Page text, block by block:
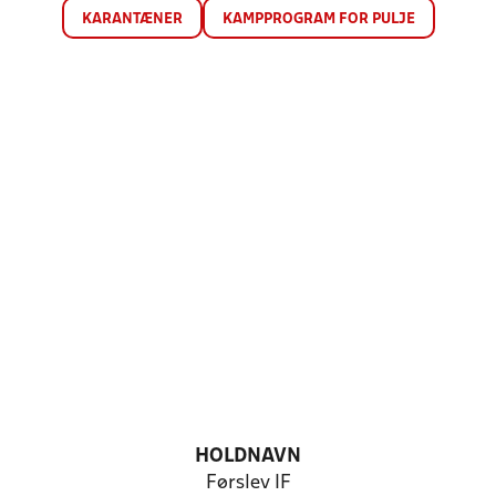
KARANTÆNER KAMPPROGRAM FOR PULJE
HOLDNAVN
Førslev IF